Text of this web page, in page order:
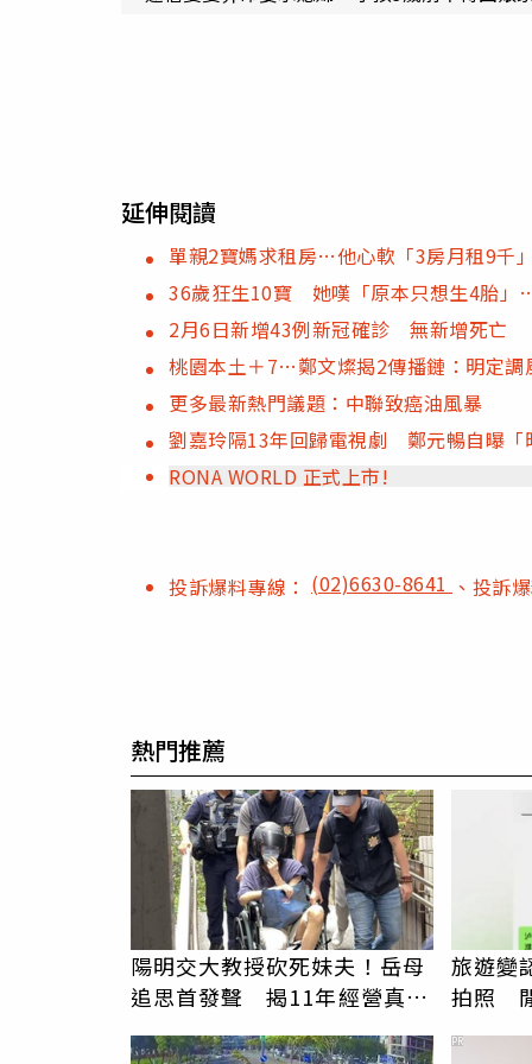
延伸閱讀
單親2寶媽求租房…他心軟「3房月租9千
36歲狂生10寶 她嘆「原本只想生4胎」
2月6日新增43例新冠確診 無新增死亡
桃園本土＋7…鄭文燦揭2傳播鏈：明定
更多最新熱門議題：中聯致癌油風暴
劉嘉玲隔13年回歸電視劇 鄭元暢自曝「
RONA WORLD 正式上市!
投訴爆料專線： (02)6630-8641 、投訴
熱門推薦
陽明交大教授砍死妹夫！岳母
追思首發聲 揭11年經營真相
旅遊變
拍照
PR